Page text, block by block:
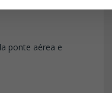
ponte aérea e